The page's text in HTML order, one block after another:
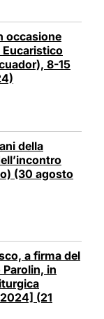
occasione
8-15
della
(30 agosto
a firma del
in
(21